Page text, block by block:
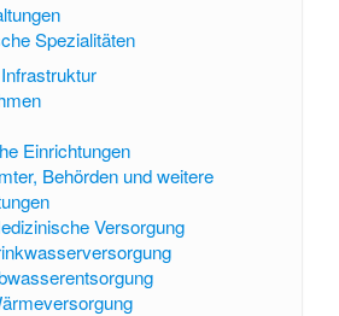
Spezialitäten
Einrichtungen
Behörden und weitere
Versorgung